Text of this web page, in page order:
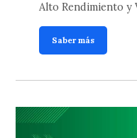
Alto Rendimiento y
Saber más